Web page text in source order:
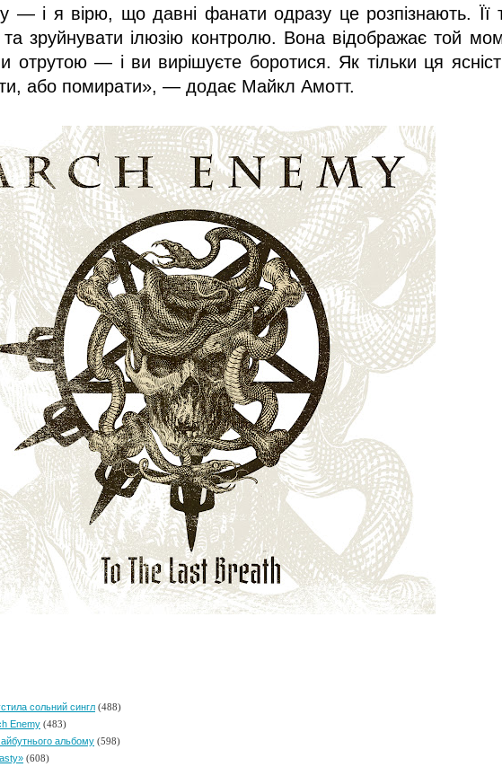
— і я вірю, що давні фанати одразу це розпізнають. Її
зруйнувати ілюзію контролю. Вона відображає той
отрутою — і ви вирішуєте боротися. Як тільки ця
або помирати», — додає Майкл Амотт.
сольний сингл (488)
Enemy (483)
альбому (598)
(608)